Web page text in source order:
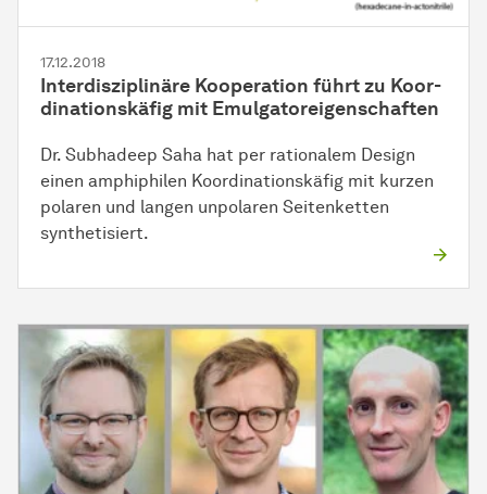
17.12.2018
Interdisziplinäre Ko­ope­ra­tion führt zu Ko­or­
di­na­ti­ons­kä­fig mit Emul­ga­tor­ei­gen­schaf­ten
Dr. Subhadeep Saha hat per rationalem Design
einen amphiphilen Ko­or­di­na­ti­ons­kä­fig mit kurzen
polaren und langen unpolaren Seitenketten
synthetisiert.